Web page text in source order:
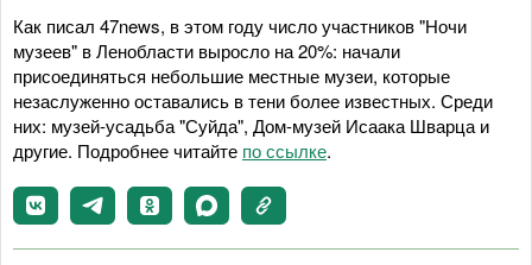
Как писал 47news, в этом году число участников "Ночи
музеев" в Ленобласти выросло на 20%: начали
присоединяться небольшие местные музеи, которые
незаслуженно оставались в тени более известных. Среди
них: музей-усадьба "Суйда", Дом-музей Исаака Шварца и
другие. Подробнее читайте по ссылке.